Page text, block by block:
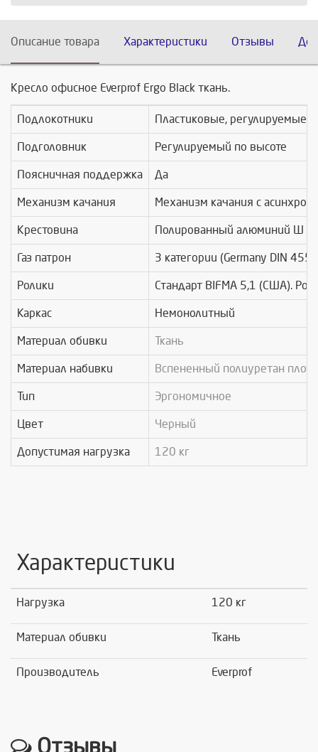
Описание товара Характеристики Отзывы
Кресло офисное Everprof Ergo Black ткань.
Подлокотники Пластиковые, регулируемые
Подголовник Регулируемый по высоте
Поясничная поддержка Да
Механизм качания Механизм качания с
Крестовина Полированный алюминий Ø
Газ патрон 3 категории (Germany DIN
Ролики Стандарт BIFMA 5,1 (США).
Каркас Немонолитный
Материал обивки Ткань
Материал набивки Вспененный полиуретан
Тип Эргономичное
Цвет Черный
Допустимая нагрузка 120 кг
Характеристики
Нагрузка 120 кг
Материал обивки Ткань
Производитель Everprof
Отзывы